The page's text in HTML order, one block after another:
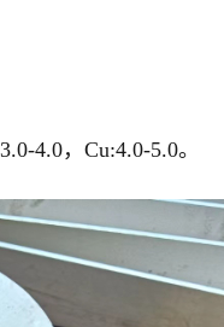
4.0，Cu:4.0-5.0。